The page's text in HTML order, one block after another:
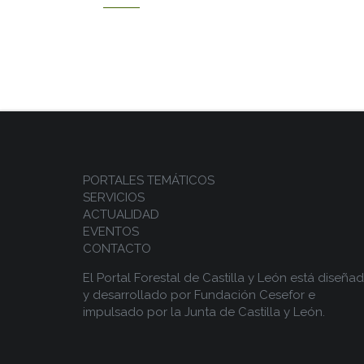
PORTALES TEMÁTICOS
SERVICIOS
ACTUALIDAD
EVENTOS
CONTACTO
El Portal Forestal de Castilla y León está
y desarrollado por Fundación Cesefor e
impulsado por la Junta de Castilla y León.